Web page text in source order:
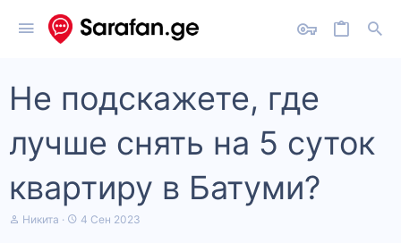
Не подскажете, где
лучше снять на 5 суток
квартиру в Батуми?
А
Никита
Д
4 Сен 2023